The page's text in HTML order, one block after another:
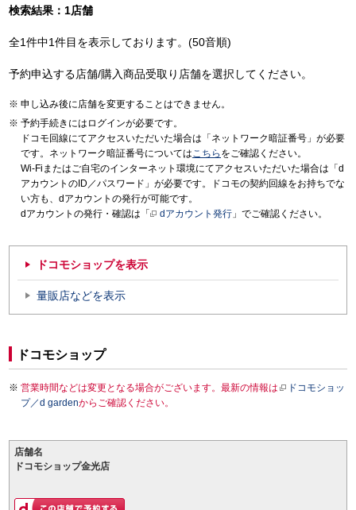
検索結果：1店舗
全1件中1件目を表示しております。(50音順)
予約申込する店舗/購入商品受取り店舗を選択してください。
申し込み後に店舗を変更することはできません。
予約手続きにはログインが必要です。
ドコモ回線にてアクセスいただいた場合は「ネットワーク暗証番号」が必要
です。ネットワーク暗証番号についてはこちら をご確認ください。
Wi-Fiまたはご自宅のインターネット環境にてアクセスいただいた場合は「d
アカウントのID／パスワード」が必要です。ドコモの契約回線をお持ちでな
い方も、dアカウントの発行が可能です。
dアカウントの発行・確認は「
dアカウント発行 」でご確認ください。
ドコモショップを表示
量販店などを表示
ドコモショップ
営業時間などは変更となる場合がございます。最新の情報は
ドコモショッ
プ／d gardenからご確認ください。
店舗名
ドコモショップ金光店